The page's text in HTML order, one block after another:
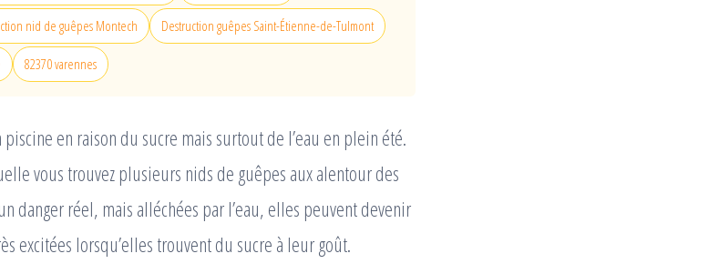
nid de guêpes Montech Destruction guêpes Saint-Étienne-de-Tulmont
82370 varennes
en raison du sucre mais surtout de l’eau en plein été.
vous trouvez plusieurs nids de guêpes aux alentour des
danger réel, mais alléchées par l’eau, elles peuvent devenir
excitées lorsqu’elles trouvent du sucre à leur goût.